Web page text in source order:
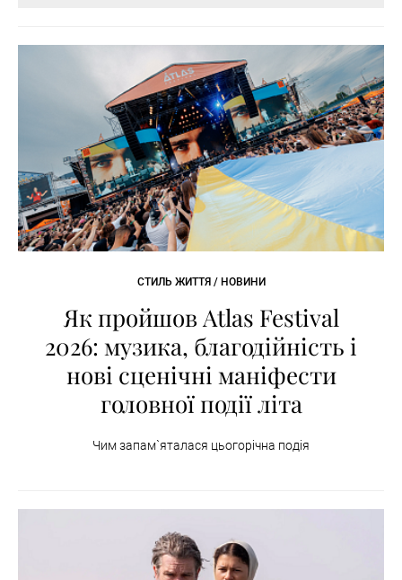
СТИЛЬ ЖИТТЯ / НОВИНИ
Як пройшов Atlas Festival
2026: музика, благодійність і
нові сценічні маніфести
головної події літа
Чим запам`яталася цьогорічна подія